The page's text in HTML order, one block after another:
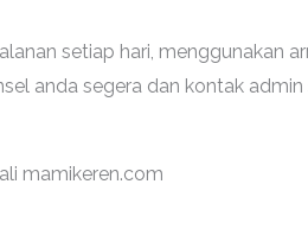
setiap hari, menggunakan
anda segera dan kontak